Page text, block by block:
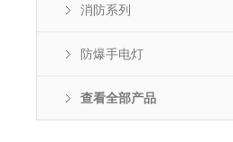
消防系列
防爆手电灯
查看全部产品